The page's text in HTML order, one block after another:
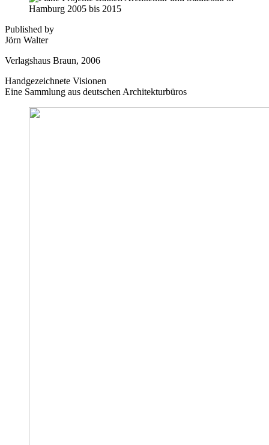
Published by
Jörn Walter
Verlagshaus Braun, 2006
Handgezeichnete Visionen
Eine Sammlung aus deutschen Architekturbüros